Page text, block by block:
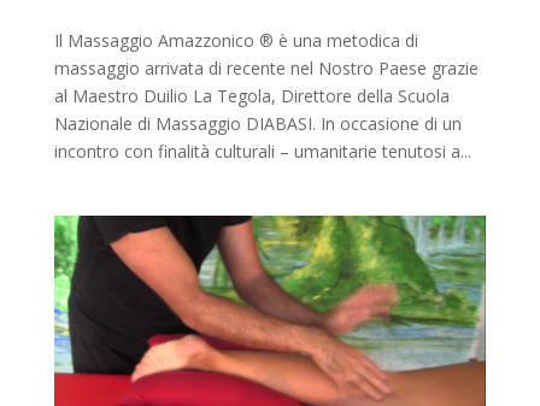
Il Massaggio Amazzonico ® è una metodica di
massaggio arrivata di recente nel Nostro Paese grazie
al Maestro Duilio La Tegola, Direttore della Scuola
Nazionale di Massaggio DIABASI. In occasione di un
incontro con finalità culturali – umanitarie tenutosi a...